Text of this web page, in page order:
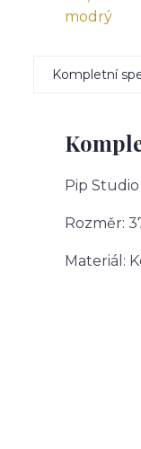
Kompletní
Pip
Rozměr:
Materiál: